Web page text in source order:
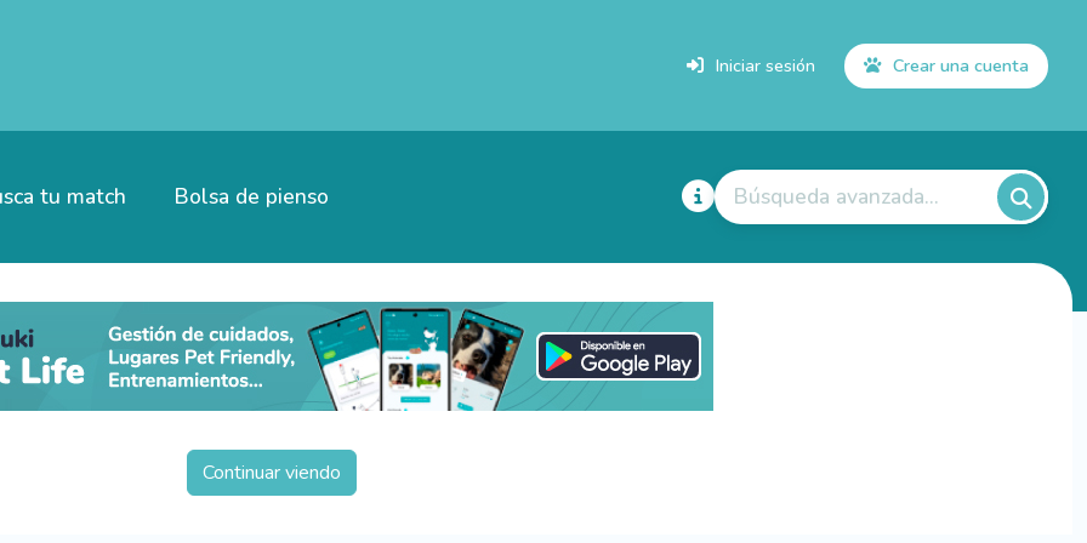
Iniciar sesión Crear una cuenta
tu match Bolsa de pienso Búsqueda avanzada...
Continuar viendo